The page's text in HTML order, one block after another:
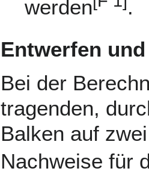
werden
.
Entwerfen
Bei der
tragenden,
Balken auf
Nachweise für